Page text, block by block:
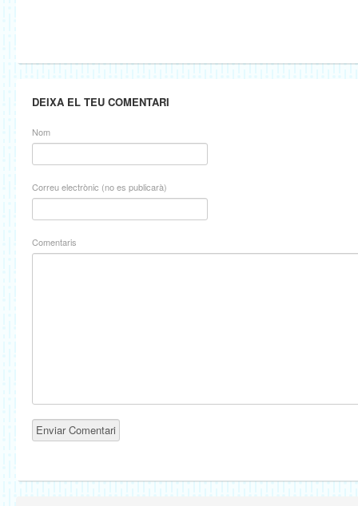
DEIXA EL TEU COMENTARI
Nom
Correu electrònic (no es publicarà)
Comentaris